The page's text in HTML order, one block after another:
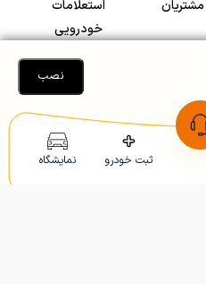
ثبت خودرو نمایشگاه
استعلامات
خودرویی
Copyright © 2005-
نصب